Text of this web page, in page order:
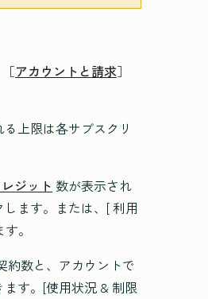
アカウントと請求］
上限は各サブスクリ
ジット 数が表示され
ます。または、[ 利用
。
約数と、アカウントで
す。[使用状況 & 制限